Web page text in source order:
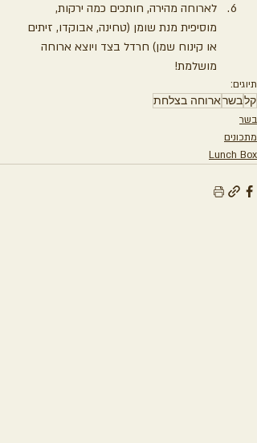
לארוחה מהירה, חותכים כמה ירקות,
מוסיפית מנת שומן (טחינה, אבוקדו, זיתים
או קינוח שמן) חרדל בצד ויוצא ארוחה
מושלמת!
תיוגים:
קלבשרארוחה בצלחת
בשר
מתכונים
Lunch Box